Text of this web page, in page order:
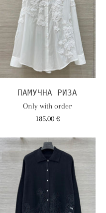
ПАМУЧНА РИЗА
Only with order
185.00 €